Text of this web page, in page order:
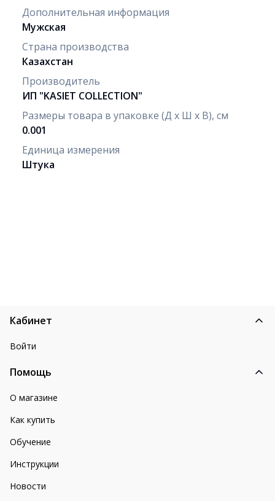
Дополнительная информация
Мужская
Страна производства
Казахстан
Производитель
ИП "KASIET COLLECTION"
Размеры товара в упаковке (Д х Ш х В), см
0.001
Единица измерения
Штука
Кабинет
Войти
Помощь
О магазине
Как купить
Обучение
Инструкции
Новости